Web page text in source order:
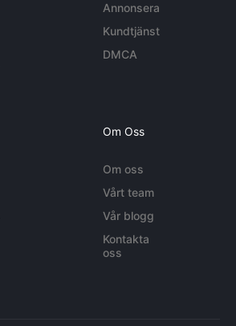
Annonsera
Kundtjänst
DMCA
Om Oss
Om oss
Vårt team
Vår blogg
Kontakta
oss